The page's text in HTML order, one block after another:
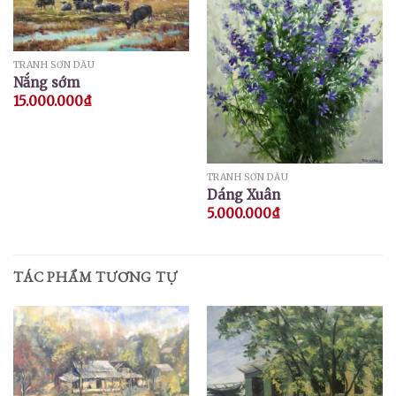
TRANH SƠN DẦU
Nắng sớm
15.000.000₫
TRANH SƠN DẦU
Dáng Xuân
5.000.000₫
TÁC PHẨM TƯƠNG TỰ